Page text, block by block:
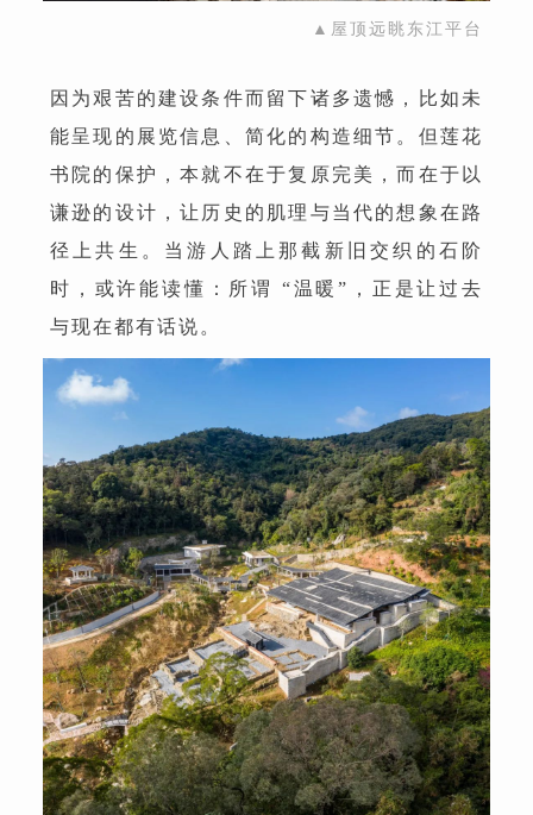
▲屋顶远眺东江平台
因为艰苦的建设条件而留下诸多遗憾，比如未
能呈现的展览信息、简化的构造细节。但莲花
书院的保护，本就不在于复原完美，而在于以
谦逊的设计，让历史的肌理与当代的想象在路
径上共生。当游人踏上那截新旧交织的石阶
时，或许能读懂：所谓 “温暖”，正是让过去
与现在都有话说。